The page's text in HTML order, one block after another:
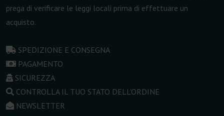
prega di verificare le leggi locali prima di effettuare un
acquisto.
SPEDIZIONE E CONSEGNA
PAGAMENTO
SICUREZZA
CONTROLLA IL TUO STATO DELL'ORDINE
NEWSLETTER